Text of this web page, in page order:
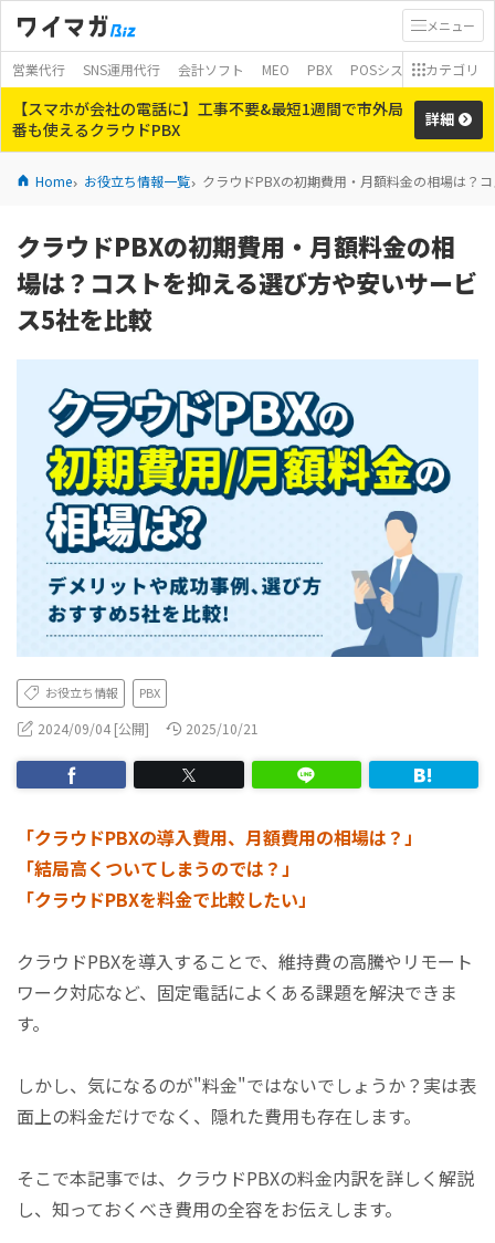
メニュー
営業代行 SNS運用代行 会計ソフト MEO PBX POSシステム モバイ
カテゴリ
【スマホが会社の電話に】工事不要&最短1週間で市外局
番も使えるクラウドPBX
詳細
Home お役立ち情報一覧 クラウドPBXの初期費用・月額料金の相場は？
クラウドPBXの初期費用・月額料金の相
場は？コストを抑える選び方や安いサービ
ス5社を比較
お役立ち情報 PBX
2024/09/04 [公開] 2025/10/21
「クラウドPBXの導入費用、月額費用の相場は？」
「結局高くついてしまうのでは？」
「クラウドPBXを料金で比較したい」
クラウドPBXを導入することで、維持費の高騰やリモート
ワーク対応など、固定電話によくある課題を解決できま
す。
しかし、気になるのが"料金"ではないでしょうか？実は表
面上の料金だけでなく、隠れた費用も存在します。
そこで本記事では、クラウドPBXの料金内訳を詳しく解説
し、知っておくべき費用の全容をお伝えします。